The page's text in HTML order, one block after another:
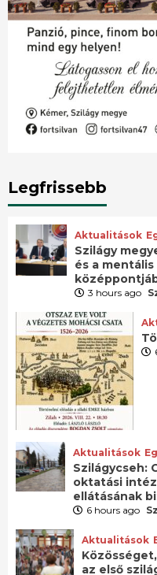
Legfrissebb
Aktualitások
Szilágy
és a
3 hours ago
Aktualitások
Szilágycseh:
oktatási
ellátásának
6 hours ago
Aktualitások
az első